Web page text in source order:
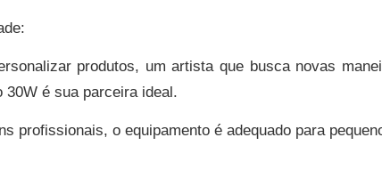
produtos, um artista que busca novas
30W é sua parceira ideal.
profissionais, o equipamento é adequado para